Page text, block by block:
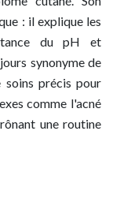
: il explique les
du pH et
synonyme de
précis pour
comme l'acné
une routine